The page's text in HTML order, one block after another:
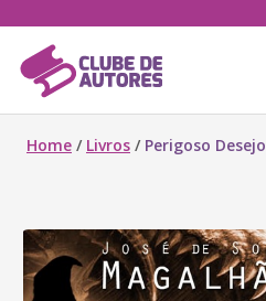
Home / Livros / Perigoso Desejo